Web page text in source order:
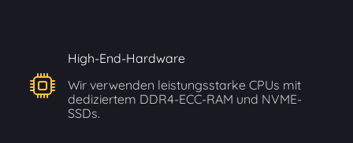
High-End-Hardware
Wir verwenden leistungsstarke CPUs mit
dediziertem DDR4-ECC-RAM und NVME-
SSDs.